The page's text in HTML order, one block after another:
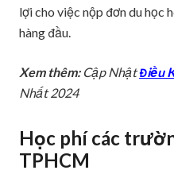
lợi cho việc nộp đơn du học
hàng đầu.
Xem thêm: Cập NhậtĐiều
Nhất 2024
Học phí các
TPHCM